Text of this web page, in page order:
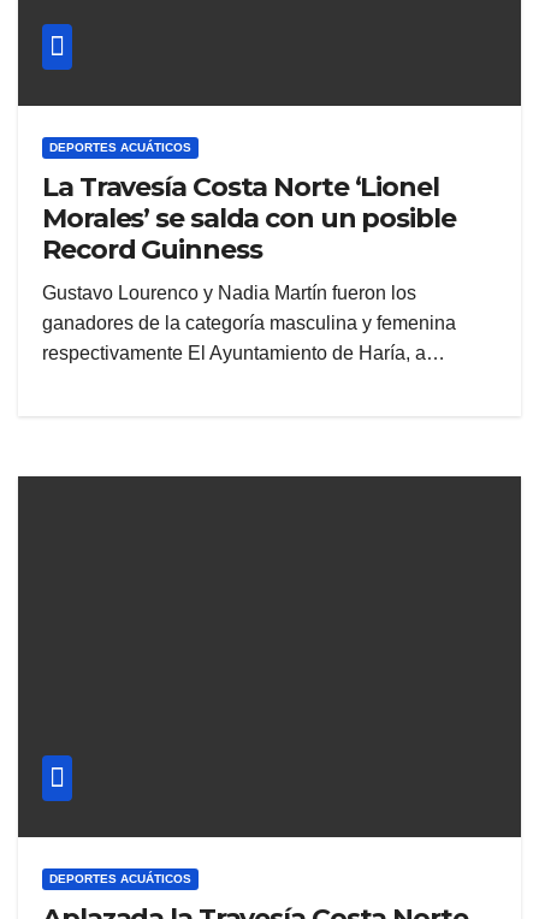
DEPORTES ACUÁTICOS
La Travesía Costa Norte ‘Lionel
Morales’ se salda con un posible
Record Guinness
Gustavo Lourenco y Nadia Martín fueron los
ganadores de la categoría masculina y femenina
respectivamente El Ayuntamiento de Haría, a…
DEPORTES ACUÁTICOS